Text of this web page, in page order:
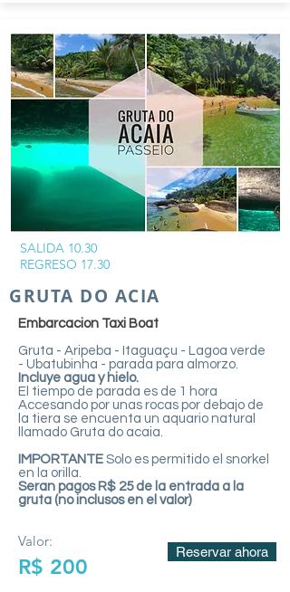
SALIDA 10.30
REGRESO 17.30
GRUTA DO ACIA
Embarcacion Taxi Boat
Gruta - Aripeba - Itaguaçu - Lagoa verde
- Ubatubinha - parada para almorzo.
Incluye agua y hielo.
El tiempo de parada es de 1 hora
Accesando por unas rocas por debajo de
la tiera se encuenta un aquario natural
llamado Gruta do acaia.
IMPORTANTE Solo es permitido el snorkel
en la orilla.
Seran pagos R$ 25 de la entrada a la
gruta (no inclusos en el valor)
Valor:
R$ 200
Reservar ahora